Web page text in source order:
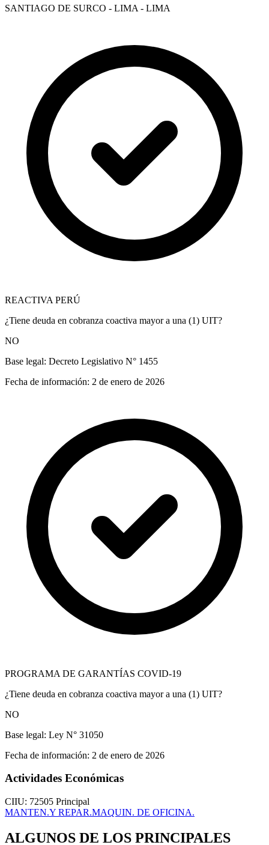
SANTIAGO DE SURCO - LIMA - LIMA
REACTIVA PERÚ
¿Tiene deuda en cobranza coactiva mayor a una (1) UIT?
NO
Base legal: Decreto Legislativo N° 1455
Fecha de información: 2 de enero de 2026
PROGRAMA DE GARANTÍAS COVID-19
¿Tiene deuda en cobranza coactiva mayor a una (1) UIT?
NO
Base legal: Ley N° 31050
Fecha de información: 2 de enero de 2026
Actividades Económicas
CIIU: 72505 Principal
MANTEN.Y REPAR.MAQUIN. DE OFICINA.
ALGUNOS DE LOS PRINCIPALES